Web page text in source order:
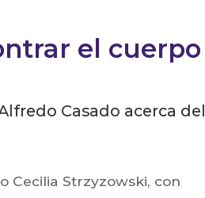
el cuerpo
Casado acerca del
Cecilia Strzyzowski, con